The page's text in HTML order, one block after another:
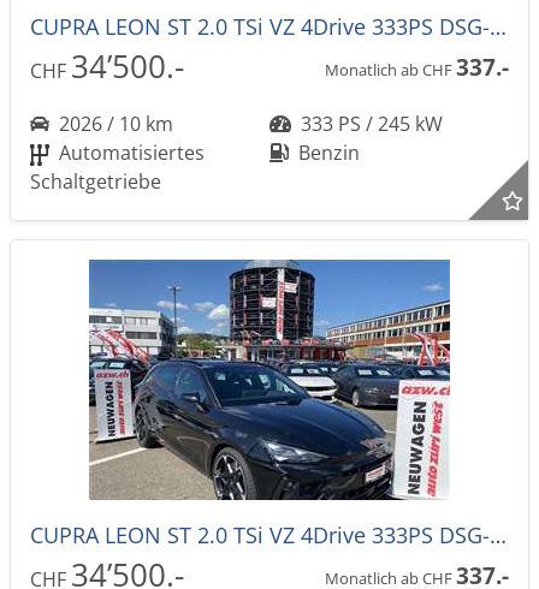
CUPRA LEON ST 2.0 TSi VZ 4Drive 333PS DSG-Automat -43%!
CHF 34’500.- Monatlich ab CHF337.-
2026 / 10 km
333 PS / 245 kW
Automatisiertes
Schaltgetriebe
Benzin
CUPRA LEON ST 2.0 TSi VZ 4Drive 333PS DSG-Automat -43%!
CHF 34’500.- Monatlich ab CHF337.-